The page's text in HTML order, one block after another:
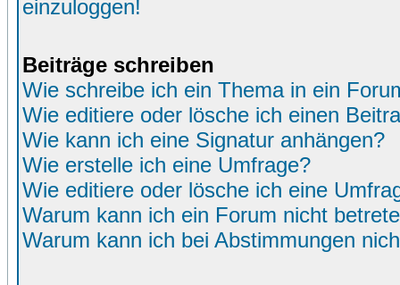
einzuloggen!
Beiträge schreiben
Wie schreibe ich ein Thema in ein
Wie editiere oder lösche ich einen
Wie kann ich eine Signatur anhängen?
Wie erstelle ich eine Umfrage?
Wie editiere oder lösche ich eine
Warum kann ich ein Forum nicht
Warum kann ich bei Abstimmungen